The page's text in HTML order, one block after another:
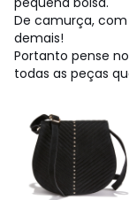
De camurça,
demais!
Portanto pense
todas as peças